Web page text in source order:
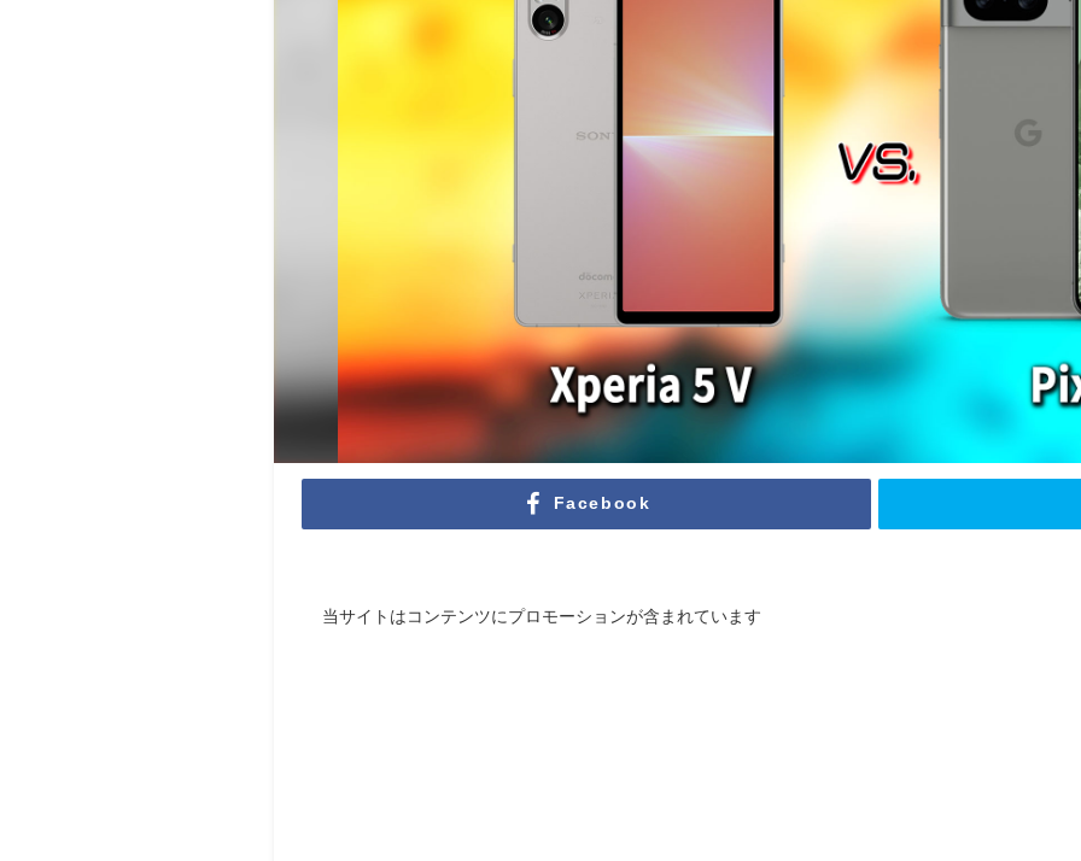
Facebook
当サイトはコンテンツにプロモーションが含まれています